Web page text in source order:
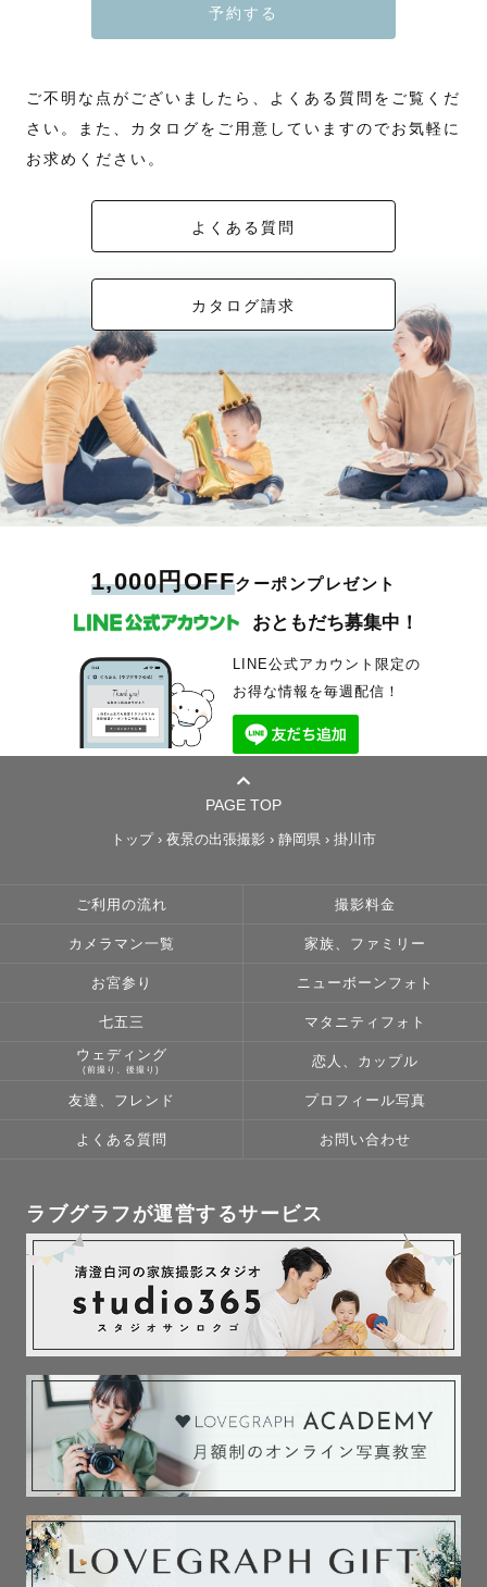
予約する
ご不明な点がございましたら、よくある質問をご覧くだ
さい。また、カタログをご用意していますのでお気軽に
お求めください。
よくある質問
カタログ請求
1,000円OFFクーポンプレゼント
おともだち募集中！
LINE公式アカウント限定の
お得な情報を毎週配信！
PAGE TOP
トップ › 夜景の出張撮影 › 静岡県 › 掛川市
ご利用の流れ 撮影料金
カメラマン一覧 家族、ファミリー
お宮参り ニューボーンフォト
七五三 マタニティフォト
ウェディング
(前撮り、後撮り)
恋人、カップル
友達、フレンド プロフィール写真
よくある質問 お問い合わせ
ラブグラフが運営するサービス